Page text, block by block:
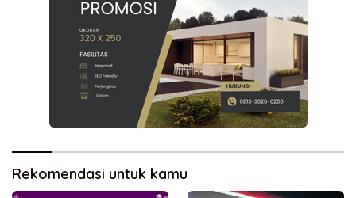
Rekomendasi untuk kamu